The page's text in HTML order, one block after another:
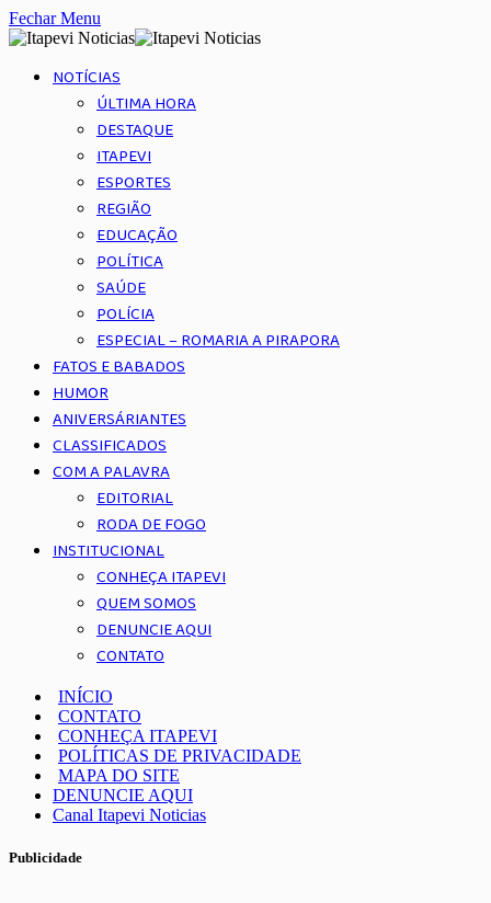
Fechar Menu
NOTÍCIAS
ÚLTIMA HORA
DESTAQUE
ITAPEVI
ESPORTES
REGIÃO
EDUCAÇÃO
POLÍTICA
SAÚDE
POLÍCIA
ESPECIAL – ROMARIA A PIRAPORA
FATOS E BABADOS
HUMOR
ANIVERSÁRIANTES
CLASSIFICADOS
COM A PALAVRA
EDITORIAL
RODA DE FOGO
INSTITUCIONAL
CONHEÇA ITAPEVI
QUEM SOMOS
DENUNCIE AQUI
CONTATO
INÍCIO
CONTATO
CONHEÇA ITAPEVI
POLÍTICAS DE PRIVACIDADE
MAPA DO SITE
DENUNCIE AQUI
Canal Itapevi Noticias
Publicidade